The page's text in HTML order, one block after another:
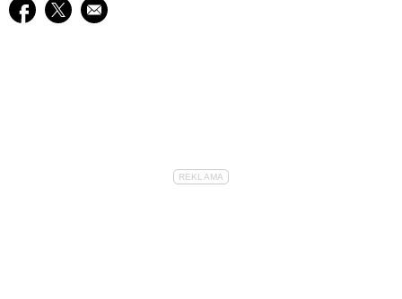
Udostępnij na facebook
Udostępnij na twitter
E-mail do przyjaciela